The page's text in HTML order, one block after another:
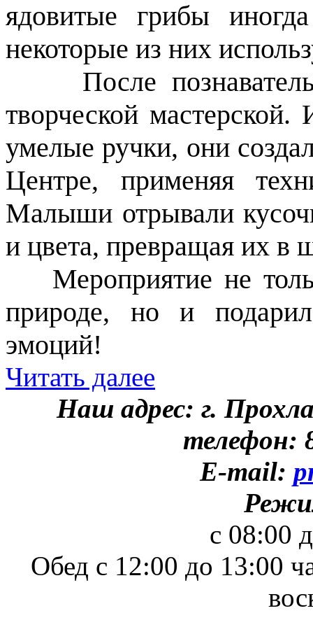
ядовитые грибы
некоторые из них
После
творческой
умелые ручки, они
Центре, применяя
Малыши отрывали
и цвета, превращая их в
Мероприятие не
природе, но и
эмоций!
Читать далее
Наш адрес: г.
телефон:
E-mail:
с 08:00
Обед с 12:00 до 13:00